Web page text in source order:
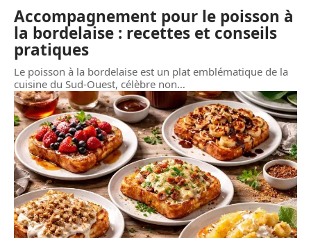
Accompagnement pour le poisson à
la bordelaise : recettes et conseils
pratiques
Le poisson à la bordelaise est un plat emblématique de la
cuisine du Sud-Ouest, célèbre non…